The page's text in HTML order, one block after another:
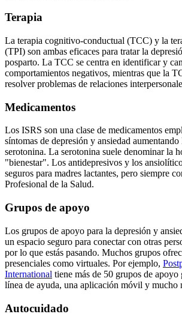
Terapia
La terapia cognitivo-conductual (TCC) y la
(TPI) son ambas eficaces para tratar la
posparto. La TCC se centra en identificar y
comportamientos negativos, mientras que la
resolver problemas de relaciones
Medicamentos
Los ISRS son una clase de medicamentos
síntomas de depresión y ansiedad
serotonina. La serotonina suele denominar la
"bienestar". Los antidepresivos y los
seguros para madres lactantes, pero siempre
Profesional de la Salud.
Grupos de apoyo
Los grupos de apoyo para la depresión y
un espacio seguro para conectar con otras
por lo que estás pasando. Muchos grupos
presenciales como virtuales. Por ejemplo,
International tiene más de 50 grupos de apoyo
línea de ayuda, una aplicación móvil y mucho
Autocuidado